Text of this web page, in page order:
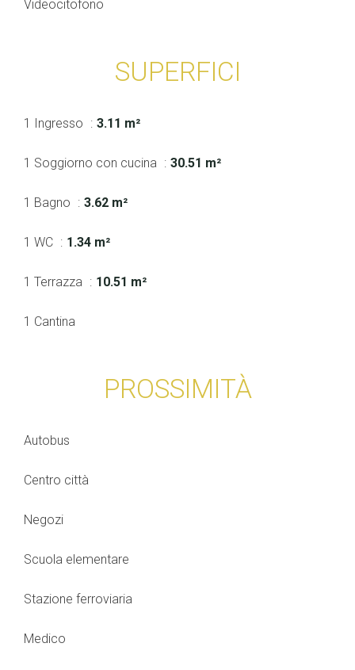
Videocitofono
SUPERFICI
1 Ingresso 3.11 m²
1 Soggiorno con cucina 30.51 m²
1 Bagno 3.62 m²
1 WC 1.34 m²
1 Terrazza 10.51 m²
1 Cantina
PROSSIMITÀ
Autobus
Centro città
Negozi
Scuola elementare
Stazione ferroviaria
Medico